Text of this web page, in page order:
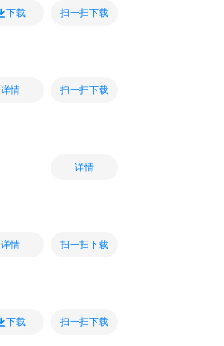
下载 扫一扫下载
详情 扫一扫下载
详情
详情 扫一扫下载
下载 扫一扫下载